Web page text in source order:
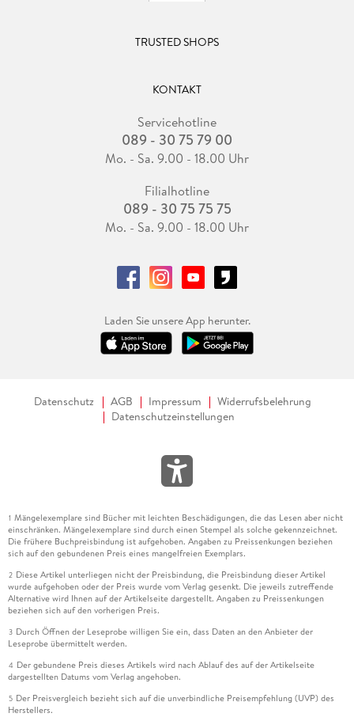
TRUSTED SHOPS
KONTAKT
Servicehotline
089 - 30 75 79 00
Mo. - Sa. 9.00 - 18.00 Uhr
Filialhotline
089 - 30 75 75 75
Mo. - Sa. 9.00 - 18.00 Uhr
Laden Sie unsere App herunter.
Datenschutz AGB Impressum
Widerrufsbelehrung
Datenschutzeinstellungen
1 Mängelexemplare sind Bücher mit leichten Beschädigungen, die das Lesen aber nicht
einschränken. Mängelexemplare sind durch einen Stempel als solche gekennzeichnet.
Die frühere Buchpreisbindung ist aufgehoben. Angaben zu Preissenkungen beziehen
sich auf den gebundenen Preis eines mangelfreien Exemplars.
2 Diese Artikel unterliegen nicht der Preisbindung, die Preisbindung dieser Artikel
wurde aufgehoben oder der Preis wurde vom Verlag gesenkt. Die jeweils zutreffende
Alternative wird Ihnen auf der Artikelseite dargestellt. Angaben zu Preissenkungen
beziehen sich auf den vorherigen Preis.
3 Durch Öffnen der Leseprobe willigen Sie ein, dass Daten an den Anbieter der
Leseprobe übermittelt werden.
4 Der gebundene Preis dieses Artikels wird nach Ablauf des auf der Artikelseite
dargestellten Datums vom Verlag angehoben.
5 Der Preisvergleich bezieht sich auf die unverbindliche Preisempfehlung (UVP) des
Herstellers.